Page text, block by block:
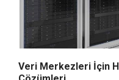
Veri Merkezleri İçin